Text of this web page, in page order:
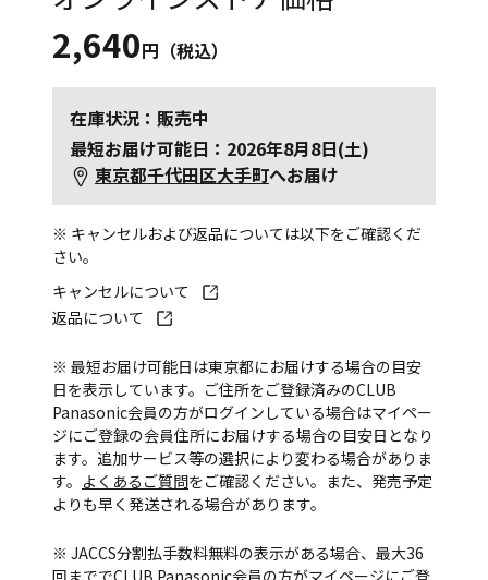
2,640円（税込）
在庫状況：販売中
最短お届け可能日：2026年8月8日(土)
東京都千代田区大手町へお届け
※ キャンセルおよび返品については以下をご確認くだ
さい。
キャンセルについて
返品について
※ 最短お届け可能日は東京都にお届けする場合の目安
日を表示しています。ご住所をご登録済みのCLUB
Panasonic会員の方がログインしている場合はマイペー
ジにご登録の会員住所にお届けする場合の目安日となり
ます。追加サービス等の選択により変わる場合がありま
す。 よくあるご質問をご確認ください。また、発売予定
よりも早く発送される場合があります。
※ JACCS分割払手数料無料の表示がある場合、最大36
回まででCLUB Panasonic会員の方がマイページにご登